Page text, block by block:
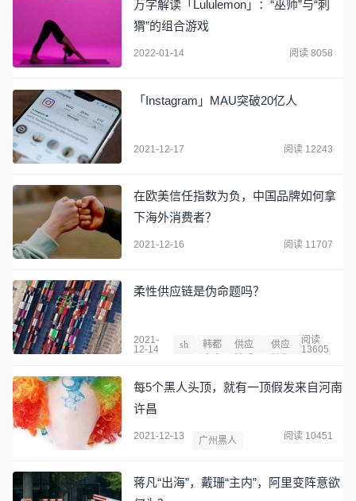
万字解读「Lululemon」：“巫师”与“刺
猬”的组合游戏
2022-01-14 阅读 8058
「Instagram」MAU突破20亿人
2021-12-17 阅读 12243
在欧美信任指数为负，中国品牌如何拿
下海外消费者？
2021-12-16 阅读 11707
柔性供应链是伪命题吗？
2021-
12-14
sh
韩都
供应
供应
阅读
13605
每5个黑人头顶，就有一顶假发来自河南
许昌
2021-12-13 广州黑人 阅读 10451
蒋凡“出海”，戴珊“主内”，阿里变阵意欲